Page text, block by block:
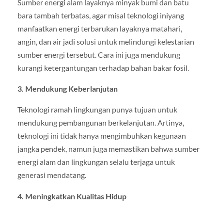
Sumber energi alam layaknya minyak bumi dan batu
bara tambah terbatas, agar misal teknologi iniyang
manfaatkan energi terbarukan layaknya matahari,
angin, dan air jadi solusi untuk melindungi kelestarian
sumber energi tersebut. Cara ini juga mendukung
kurangi ketergantungan terhadap bahan bakar fosil.
3. Mendukung Keberlanjutan
Teknologi ramah lingkungan punya tujuan untuk
mendukung pembangunan berkelanjutan. Artinya,
teknologi ini tidak hanya mengimbuhkan kegunaan
jangka pendek, namun juga memastikan bahwa sumber
energi alam dan lingkungan selalu terjaga untuk
generasi mendatang.
4. Meningkatkan Kualitas Hidup